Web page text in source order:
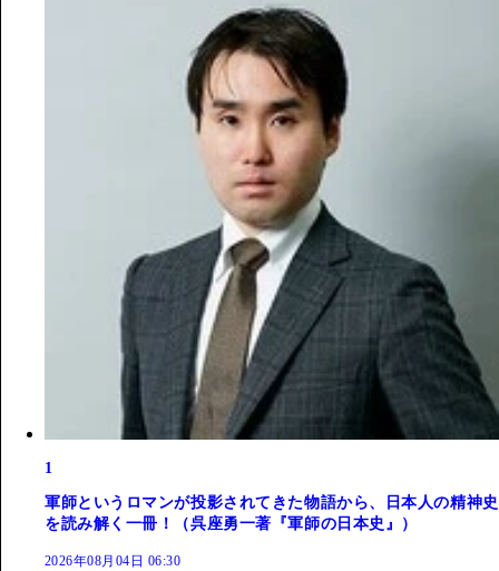
1
軍師というロマンが投影されてきた物語から、日本人の精神史
を読み解く一冊！（呉座勇一著『軍師の日本史』）
2026年08月04日 06:30